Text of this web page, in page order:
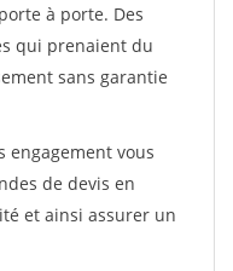
à porte. Des
qui prenaient du
sans garantie
engagement vous
de devis en
et ainsi assurer un